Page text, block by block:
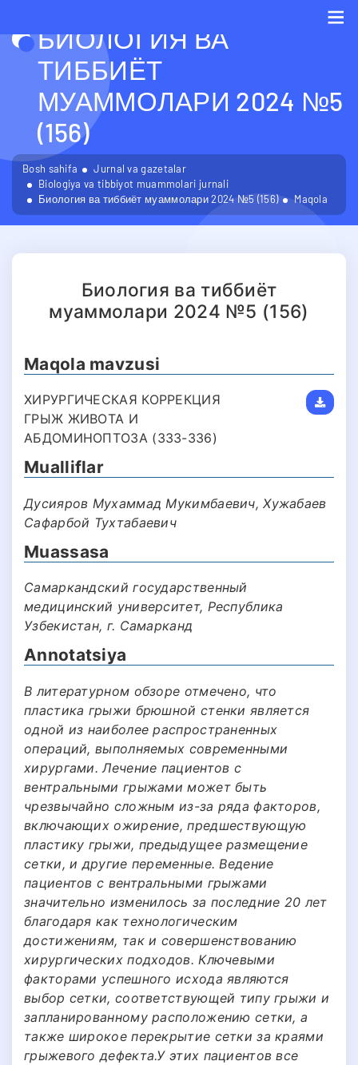
БИОЛОГИЯ ВА
ТИББИЁТ
МУАММОЛАРИ 2024 №5
(156)
Bosh sahifa
Jurnal va gazetalar
Biologiya va tibbiyot muammolari jurnali
Биология ва тиббиёт муаммолари 2024 №5 (156)
Maqola
Биология ва тиббиёт
муаммолари 2024 №5 (156)
Maqola mavzusi
ХИРУРГИЧЕСКАЯ КОРРЕКЦИЯ
ГРЫЖ ЖИВОТА И
АБДОМИНОПТОЗА (333-336)
Mualliflar
Дусияров Мухаммад Мукимбаевич, Хужабаев
Сафарбой Тухтабаевич
Muassasa
Самаркандский государственный
медицинский университет, Республика
Узбекистан, г. Самарканд
Annotatsiya
В литературном обзоре отмечено, что
пластика грыжи брюшной стенки является
одной из наиболее распространенных
операций, выполняемых современными
хирургами. Лечение пациентов с
вентральными грыжами может быть
чрезвычайно сложным из-за ряда факторов,
включающих ожирение, предшествующую
пластику грыжи, предыдущее размещение
сетки, и другие переменные. Ведение
пациентов с вентральными грыжами
значительно изменилось за последние 20 лет
благодаря как технологическим
достижениям, так и совершенствованию
хирургических подходов. Ключевыми
факторами успешного исхода являются
выбор сетки, соответствующей типу грыжи и
запланированному расположению сетки, а
также широкое перекрытие сетки за краями
грыжевого дефекта.У этих пациентов все